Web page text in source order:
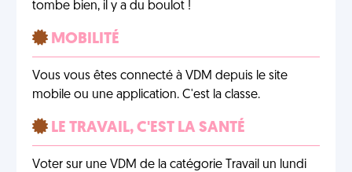
tombe bien, il y a du boulot !
MOBILITÉ
Vous vous êtes connecté à VDM depuis le site
mobile ou une application. C'est la classe.
LE TRAVAIL, C'EST LA SANTÉ
Voter sur une VDM de la catégorie Travail un lundi